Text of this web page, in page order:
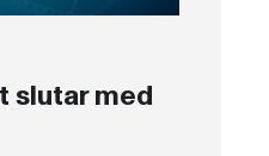
slutar med